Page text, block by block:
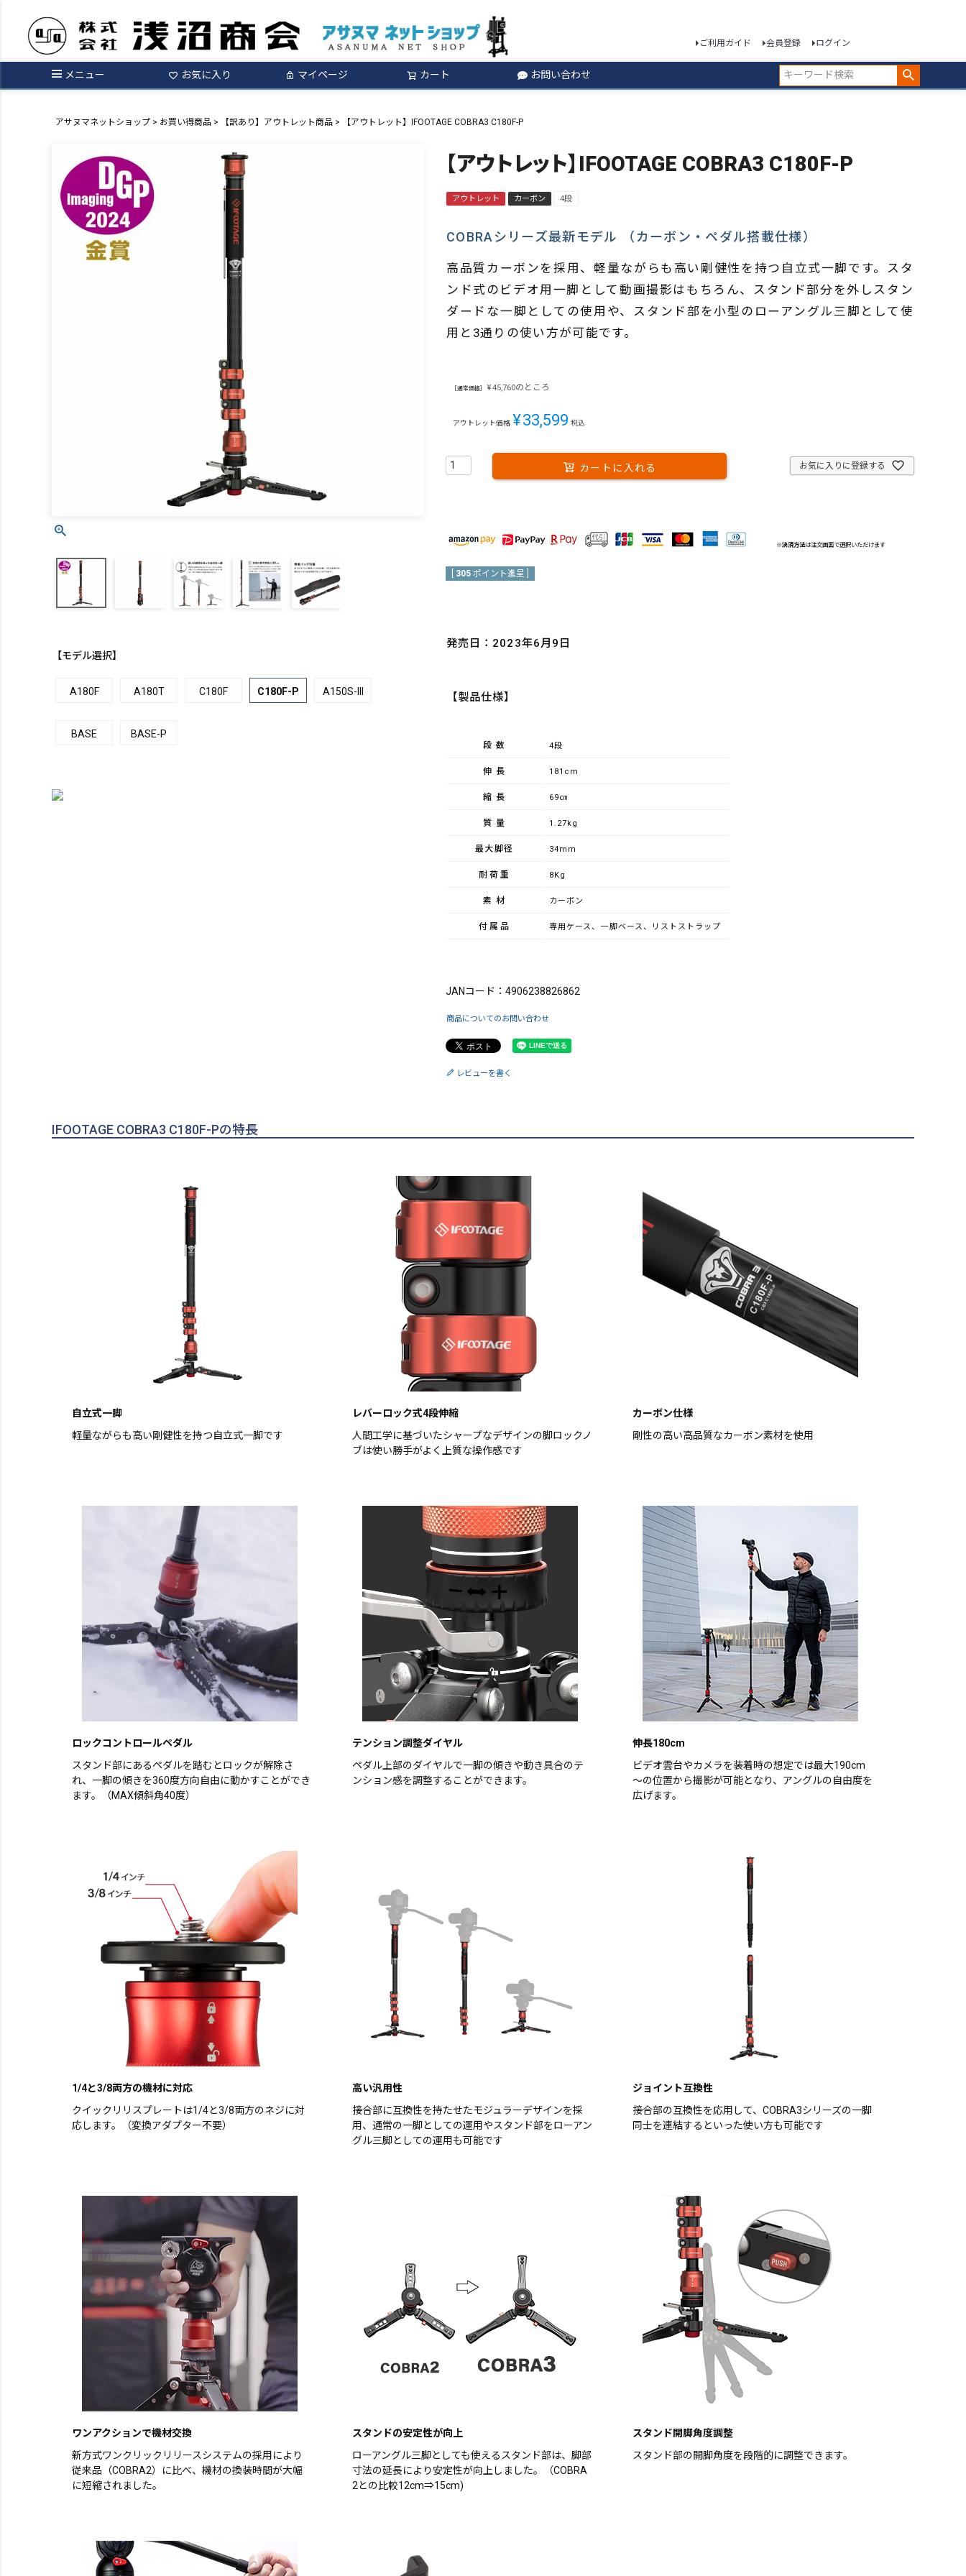
ご利用ガイド 会員登録 ログイン
メニュー お気に入り マイページ カート お問い合わせ
検索
アサヌマネットショップ お買い得商品 【訳あり】アウトレット商品 【アウトレット】IFOOTAGE COBRA3 C180F-P
【モデル選択】
A180F A180T C180F C180F-P A150S-III
BASE BASE-P
【アウトレット】IFOOTAGE COBRA3 C180F-P
アウトレット カーボン 4段
COBRAシリーズ最新モデル （カーボン・ペダル搭載仕様）
高品質カーボンを採用、軽量ながらも高い剛健性を持つ自立式一脚です。スタ
ンド式のビデオ用一脚として動画撮影はもちろん、スタンド部分を外しスタン
ダードな一脚としての使用や、スタンド部を小型のローアングル三脚として使
用と3通りの使い方が可能です。
［通常価格］ ¥45,760のところ
アウトレット価格 ¥33,599 税込
お気に入りに登録する
カートに入れる
※決済方法は注文画面で選択いただけます
305 ポイント進呈 ]
発売日：2023年6月9日
【製品仕様】
段数 4段
伸長 181cm
縮長 69㎝
質量 1.27kg
最大脚径 34mm
耐荷重 8Kg
素材 カーボン
付属品 専用ケース、一脚ベース、リストストラップ
JANコード：4906238826862
商品についてのお問い合わせ
レビューを書く
IFOOTAGE COBRA3 C180F-Pの特長
自立式一脚
軽量ながらも高い剛健性を持つ自立式一脚です
レバーロック式4段伸縮
人間工学に基づいたシャープなデザインの脚ロックノ
ブは使い勝手がよく上質な操作感です
カーボン仕様
剛性の高い高品質なカーボン素材を使用
ロックコントロールペダル
スタンド部にあるペダルを踏むとロックが解除さ
れ、一脚の傾きを360度方向自由に動かすことができ
ます。（MAX傾斜角40度）
テンション調整ダイヤル
ペダル上部のダイヤルで一脚の傾きや動き具合のテ
ンション感を調整することができます。
伸長180cm
ビデオ雲台やカメラを装着時の想定では最大190cm
～の位置から撮影が可能となり、アングルの自由度を
広げます。
1/4と3/8両方の機材に対応
クイックリリスプレートは1/4と3/8両方のネジに対
応します。（変換アダプター不要）
高い汎用性
接合部に互換性を持たせたモジュラーデザインを採
用、通常の一脚としての運用やスタンド部をローアン
グル三脚としての運用も可能です
ジョイント互換性
接合部の互換性を応用して、COBRA3シリーズの一脚
同士を連結するといった使い方も可能です
ワンアクションで機材交換
新方式ワンクリックリリースシステムの採用により
従来品（COBRA2）に比べ、機材の換装時間が大幅
に短縮されました。
スタンドの安定性が向上
ローアングル三脚としても使えるスタンド部は、脚部
寸法の延長により安定性が向上しました。（COBRA
2との比較12cm⇒15cm)
スタンド開脚角度調整
スタンド部の開脚角度を段階的に調整できます。